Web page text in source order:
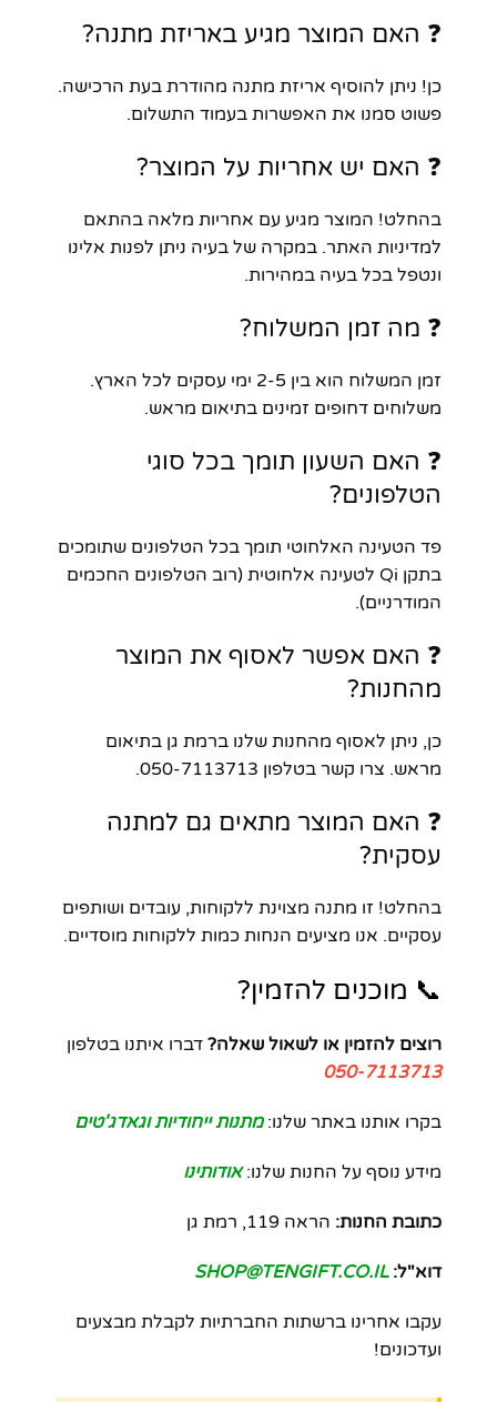
❓ האם המוצר מגיע באריזת מתנה?
כן! ניתן להוסיף אריזת מתנה מהודרת בעת הרכישה.
פשוט סמנו את האפשרות בעמוד התשלום.
❓ האם יש אחריות על המוצר?
בהחלט! המוצר מגיע עם אחריות מלאה בהתאם
למדיניות האתר. במקרה של בעיה ניתן לפנות אלינו
ונטפל בכל בעיה במהירות.
❓ מה זמן המשלוח?
זמן המשלוח הוא בין 2-5 ימי עסקים לכל הארץ.
משלוחים דחופים זמינים בתיאום מראש.
❓ האם השעון תומך בכל סוגי
הטלפונים?
פד הטעינה האלחוטי תומך בכל הטלפונים שתומכים
בתקן Qi לטעינה אלחוטית (רוב הטלפונים החכמים
המודרניים).
❓ האם אפשר לאסוף את המוצר
מהחנות?
כן, ניתן לאסוף מהחנות שלנו ברמת גן בתיאום
מראש. צרו קשר בטלפון 050-7113713.
❓ האם המוצר מתאים גם למתנה
עסקית?
בהחלט! זו מתנה מצוינת ללקוחות, עובדים ושותפים
עסקיים. אנו מציעים הנחות כמות ללקוחות מוסדיים.
📞 מוכנים להזמין?
רוצים להזמין או לשאול שאלה? דברו איתנו בטלפון
050-7113713
בקרו אותנו באתר שלנו:מתנות ייחודיות וגאדג'טים
מידע נוסף על החנות שלנו:אודותינו
כתובת החנות: הראה 119, רמת גן
דוא"ל: SHOP@TENGIFT.CO.IL
עקבו אחרינו ברשתות החברתיות לקבלת מבצעים
ועדכונים!